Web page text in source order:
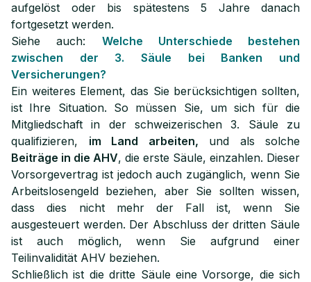
aufgelöst oder bis spätestens 5 Jahre danach
fortgesetzt werden.
Siehe auch: Welche Unterschiede bestehen
zwischen der 3. Säule bei Banken und
Versicherungen?
Ein weiteres Element, das Sie berücksichtigen sollten,
ist Ihre Situation. So müssen Sie, um sich für die
Mitgliedschaft in der schweizerischen 3. Säule zu
qualifizieren, im Land arbeiten, und als solche
Beiträge in die AHV, die erste Säule, einzahlen. Dieser
Vorsorgevertrag ist jedoch auch zugänglich, wenn Sie
Arbeitslosengeld beziehen, aber Sie sollten wissen,
dass dies nicht mehr der Fall ist, wenn Sie
ausgesteuert werden. Der Abschluss der dritten Säule
ist auch möglich, wenn Sie aufgrund einer
Teilinvalidität AHV beziehen.
Schließlich ist die dritte Säule eine Vorsorge, die sich